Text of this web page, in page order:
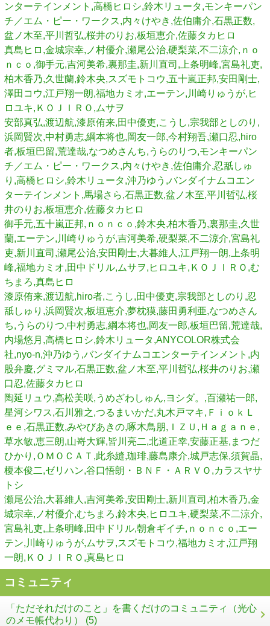
ンターテインメント,高橋ヒロシ,鈴木リュータ,モンキーパン
チ／エム・ピー・ワークス,内々けやき,佐伯庸介,石黒正数,
盆ノ木至,平川哲弘,桜井のりお,板垣恵介,佐藤タカヒロ
真島ヒロ,金城宗幸,ノ村優介,瀬尾公治,硬梨菜,不二涼介,ｎｏ
ｎｃｏ,御手元,吉河美希,裏那圭,新川直司,上条明峰,宮島礼吏,
柏木香乃,久世蘭,鈴木央,スズモトコウ,五十嵐正邦,安田剛士,
澤田コウ,江戸翔一朗,福地カミオ,エーテン,川崎りゅうが,ヒ
ロユキ,ＫＯＪＩＲＯ,ムサヲ
安部真弘,渡辺航,漆原侑来,田中優吏,こうし,宗我部としのり,
浜岡賢次,中村勇志,綱本将也,岡友一郎,今村翔吾,瀬口忍,hiro
者,板垣巴留,荒達哉,なつめさんち,うらのりつ,モンキーパン
チ／エム・ピー・ワークス,内々けやき,佐伯庸介,忍舐しゅ
り,高橋ヒロシ,鈴木リュータ,沖乃ゆう,バンダイナムコエン
ターテインメント,馬場さら,石黒正数,盆ノ木至,平川哲弘,桜
井のりお,板垣恵介,佐藤タカヒロ
御手元,五十嵐正邦,ｎｏｎｃｏ,鈴木央,柏木香乃,裏那圭,久世
蘭,エーテン,川崎りゅうが,吉河美希,硬梨菜,不二涼介,宮島礼
吏,新川直司,瀬尾公治,安田剛士,大暮維人,江戸翔一朗,上条明
峰,福地カミオ,田中ドリル,ムサヲ,ヒロユキ,ＫＯＪＩＲＯ,む
ちまろ,真島ヒロ
漆原侑来,渡辺航,hiro者,こうし,田中優吏,宗我部としのり,忍
舐しゅり,浜岡賢次,板垣恵介,夢枕獏,藤田勇利亜,なつめさん
ち,うらのりつ,中村勇志,綱本将也,岡友一郎,板垣巴留,荒達哉,
内場悠月,高橋ヒロシ,鈴木リュータ,ANYCOLOR株式会
社,nyo-n,沖乃ゆう,バンダイナムコエンターテインメント,内
股弁慶,グミマル,石黒正数,盆ノ木至,平川哲弘,桜井のりお,瀬
口忍,佐藤タカヒロ
陶延リュウ,高松美咲,うめざわしゅん,ヨシダ。,百瀬祐一郎,
星河シワス,石川雅之,つるまいかだ,丸木戸マキ,ＦｉｏｋＬ
ｅｅ,石黒正数,みやびあきの,啄木鳥朋,ＩＺＵ,Ｈａｇａｎｅ,
草水敏,恵三朗,山嵜大輝,皆川亮二,北道正幸,安藤正基,まつだ
ひかり,ＯＭＯＣＡＴ,此糸縫,珈琲,藤島康介,城戸志保,須賀晶,
榎本俊二,ゼリハン,谷口悟朗・ＢＮＦ・ＡＲＶＯ,カラスヤサ
トシ
瀬尾公治,大暮維人,吉河美希,安田剛士,新川直司,柏木香乃,金
城宗幸,ノ村優介,むちまろ,鈴木央,ヒロユキ,硬梨菜,不二涼介,
宮島礼吏,上条明峰,田中ドリル,朝倉ギイチ,ｎｏｎｃｏ,エー
テン,川崎りゅうが,ムサヲ,スズモトコウ,福地カミオ,江戸翔
一朗,ＫＯＪＩＲＯ,真島ヒロ
コミュニティ
「ただそれだけのこと」を書くだけのコミュニティ（光心
のメモ帳代わり） (5)